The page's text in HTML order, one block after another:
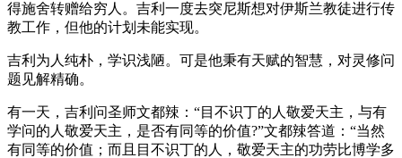
得施舍转赠给穷人。吉利一度去突尼斯想对伊斯兰教徒进行传
教工作，但他的计划未能实现。
吉利为人纯朴，学识浅陋。可是他秉有天赋的智慧，对灵修问
题见解精确。
有一天，吉利问圣师文都辣：“目不识丁的人敬爱天主，与有
学问的人敬爱天主，是否有同等的价值?”文都辣答道：“当然
有同等的价值；而且目不识丁的人，敬爱天主的功劳比博学多